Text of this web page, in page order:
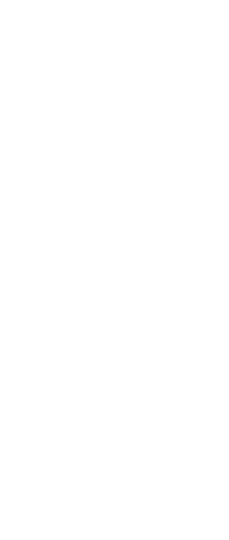
má 99 pokojů. V hotelu se nachází recepce
zdarma. Vozíčkářům nabízí hotel částečně
integrovaný dětský bazének. Zde jsou k dispozici
skútr a motorová loď (částečně od místních
nebo terasou, internetem (zdarma), sejfem
internetem (zdarma), sejfem (za poplatek) a TV s
nebo terasou, internetem (zdarma), sejfem (za